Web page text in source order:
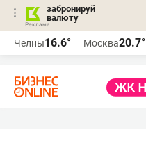
забронируй
валюту
Челны16.6° Москва20.7°